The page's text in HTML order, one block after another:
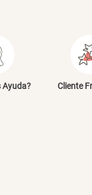
Ayuda? Cliente